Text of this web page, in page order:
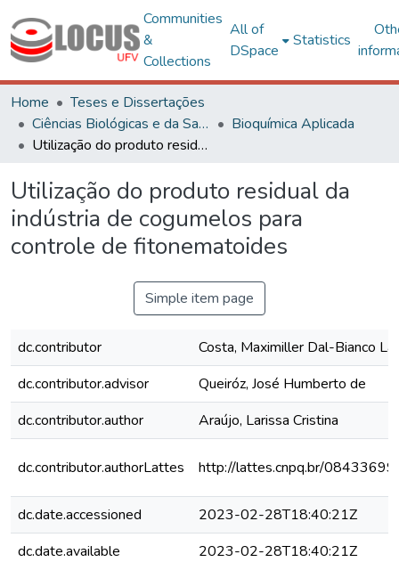
Communities
&
Collections
All of
DSpace
Statistics
Home
Teses e Dissertações
Ciências Biológicas e da Saúde
Bioquímica Aplicada
Utilização do produto residual da indústria de cogumelos para controle de fitonematoides
Utilização do produto residual da
indústria de cogumelos para
controle de fitonematoides
Simple item page
dc.contributor
Costa, Maximiller Dal-Bianco
dc.contributor.advisor
Queiróz, José Humberto de
dc.contributor.author
Araújo, Larissa Cristina
dc.contributor.authorLattes http://lattes.cnpq.br/
dc.date.accessioned
2023-02-28T18:40:21Z
dc.date.available
2023-02-28T18:40:21Z